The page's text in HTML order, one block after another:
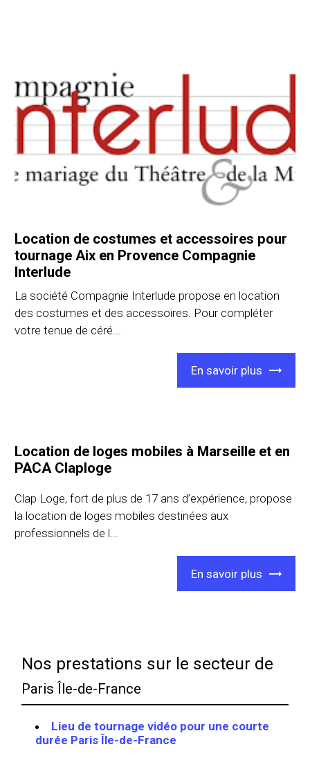
Location de costumes et accessoires pour
tournage Aix en Provence Compagnie
Interlude
La société Compagnie Interlude propose en location
des costumes et des accessoires. Pour compléter
votre tenue de céré...
En savoir plus
Location de loges mobiles à Marseille et en
PACA Claploge
Clap Loge, fort de plus de 17 ans d’expérience, propose
la location de loges mobiles destinées aux
professionnels de l...
En savoir plus
Nos prestations sur le secteur de
Paris Île-de-France
Lieu de tournage vidéo pour une courte
durée Paris Île-de-France